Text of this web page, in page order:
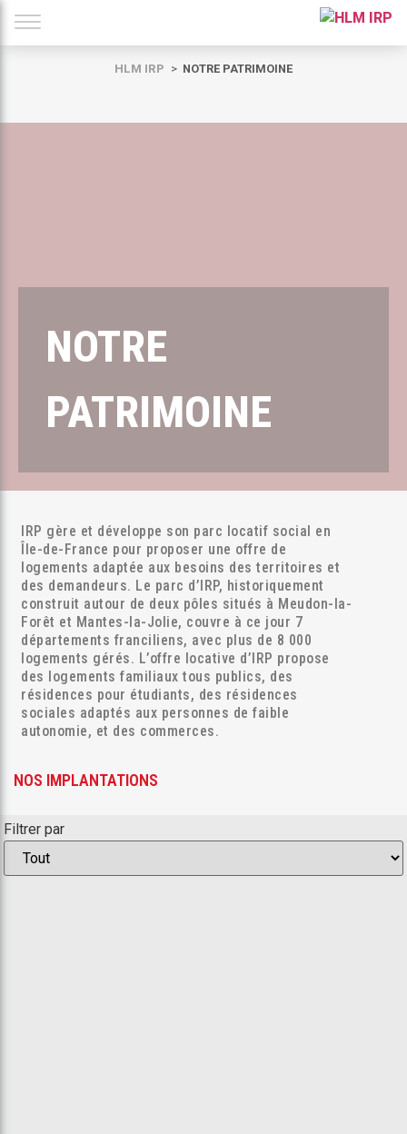
HLM IRP NOTRE PATRIMOINE
NOTRE
PATRIMOINE
IRP gère et développe son parc locatif social en
Île-de-France pour proposer une offre de
logements adaptée aux besoins des territoires et
des demandeurs. Le parc d’IRP, historiquement
construit autour de deux pôles situés à Meudon-la-
Forêt et Mantes-la-Jolie, couvre à ce jour 7
départements franciliens, avec plus de 8 000
logements gérés. L’offre locative d’IRP propose
des logements familiaux tous publics, des
résidences pour étudiants, des résidences
sociales adaptés aux personnes de faible
autonomie, et des commerces.
NOS IMPLANTATIONS
Filtrer par